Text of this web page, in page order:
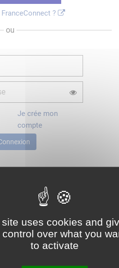
uses cookies and
control over what you
to activate
?
ou
Je crée mon
compte
la